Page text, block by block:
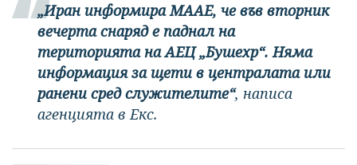
„Иран информира МААЕ, че във вторник
вечерта снаряд е паднал на
територията на АЕЦ „Бушехр“. Няма
информация за щети в централата или
ранени сред служителите“, написа
агенцията в Екс.